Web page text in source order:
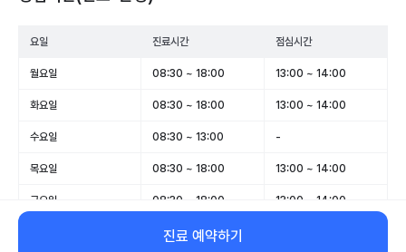
요일 진료시간 점심시간
월요일 08:30 ~ 18:00 13:00 ~ 14:00
화요일 08:30 ~ 18:00 13:00 ~ 14:00
수요일 08:30 ~ 13:00 -
목요일 08:30 ~ 18:00 13:00 ~ 14:00
금요일 08:30 ~ 18:00 13:00 ~ 14:00
08:30 ~ 14:00
진료 예약하기